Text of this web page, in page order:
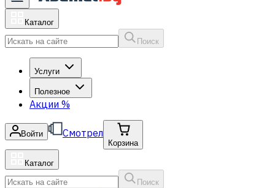
Каталог
Поиск
Услуги
Полезное
Акции %
Войти Смотрел
Корзина
Каталог
Поиск